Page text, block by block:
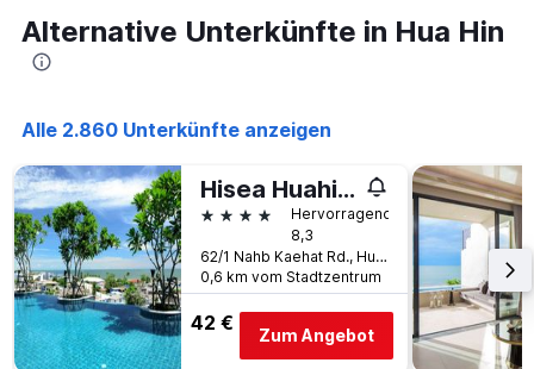
Alternative Unterkünfte in Hua Hin
Alle 2.860 Unterkünfte anzeigen
Hisea Huahin Hotel
4 Sterne
Hervorragend
8,3
62/1 Nahb Kaehat Rd., Hua Hin, Thailand
0,6 km vom Stadtzentrum
42 €
Zum Angebot